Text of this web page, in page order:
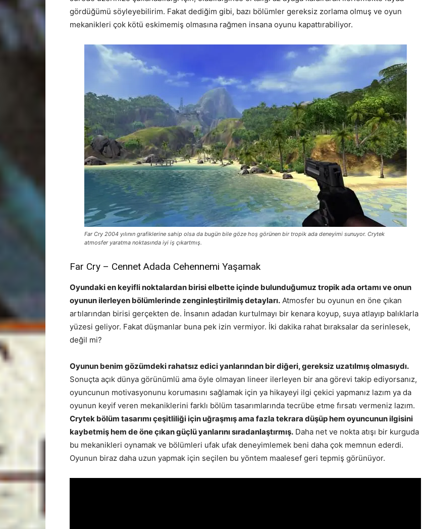
gördüğümü söyleyebilirim. Fakat dediğim gibi, bazı bölümler gereksiz zorlama olmuş ve oyun
mekanikleri çok kötü eskimemiş olmasına rağmen insana oyunu kapattırabiliyor.
Far Cry 2004 yılının grafiklerine sahip olsa da bugün bile göze hoş görünen bir tropik ada deneyimi sunuyor. Crytek
atmosfer yaratma noktasında iyi iş çıkartmış.
Far Cry – Cennet Adada Cehennemi Yaşamak
Oyundaki en keyifli noktalardan birisi elbette içinde bulunduğumuz tropik ada ortamı ve onun
oyunun ilerleyen bölümlerinde zenginleştirilmiş detayları. Atmosfer bu oyunun en öne çıkan
artılarından birisi gerçekten de. İnsanın adadan kurtulmayı bir kenara koyup, suya atlayıp balıklarla
yüzesi geliyor. Fakat düşmanlar buna pek izin vermiyor. İki dakika rahat bıraksalar da serinlesek,
değil mi?
Oyunun benim gözümdeki rahatsız edici yanlarından bir diğeri, gereksiz uzatılmış olmasıydı.
Sonuçta açık dünya görünümlü ama öyle olmayan lineer ilerleyen bir ana görevi takip ediyorsanız,
oyuncunun motivasyonunu korumasını sağlamak için ya hikayeyi ilgi çekici yapmanız lazım ya da
oyunun keyif veren mekaniklerini farklı bölüm tasarımlarında tecrübe etme fırsatı vermeniz lazım.
Crytek bölüm tasarımı çeşitliliği için uğraşmış ama fazla tekrara düşüp hem oyuncunun ilgisini
kaybetmiş hem de öne çıkan güçlü yanlarını sıradanlaştırmış. Daha net ve nokta atışı bir kurguda
bu mekanikleri oynamak ve bölümleri ufak ufak deneyimlemek beni daha çok memnun ederdi.
Oyunun biraz daha uzun yapmak için seçilen bu yöntem maalesef geri tepmiş görünüyor.